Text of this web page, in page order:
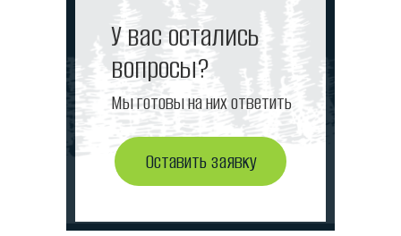
У вас остались
вопросы?
Мы готовы на них ответить
Оставить заявку